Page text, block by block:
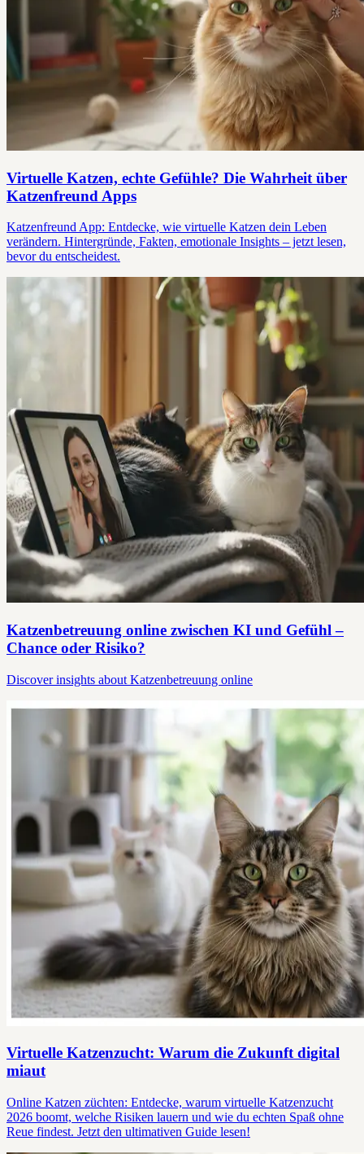
Virtuelle Katzen, echte Gefühle? Die Wahrheit über
Katzenfreund Apps
Katzenfreund App: Entdecke, wie virtuelle Katzen dein Leben
verändern. Hintergründe, Fakten, emotionale Insights – jetzt lesen,
bevor du entscheidest.
Katzenbetreuung online zwischen KI und Gefühl –
Chance oder Risiko?
Discover insights about Katzenbetreuung online
Virtuelle Katzenzucht: Warum die Zukunft digital
miaut
Online Katzen züchten: Entdecke, warum virtuelle Katzenzucht
2026 boomt, welche Risiken lauern und wie du echten Spaß ohne
Reue findest. Jetzt den ultimativen Guide lesen!